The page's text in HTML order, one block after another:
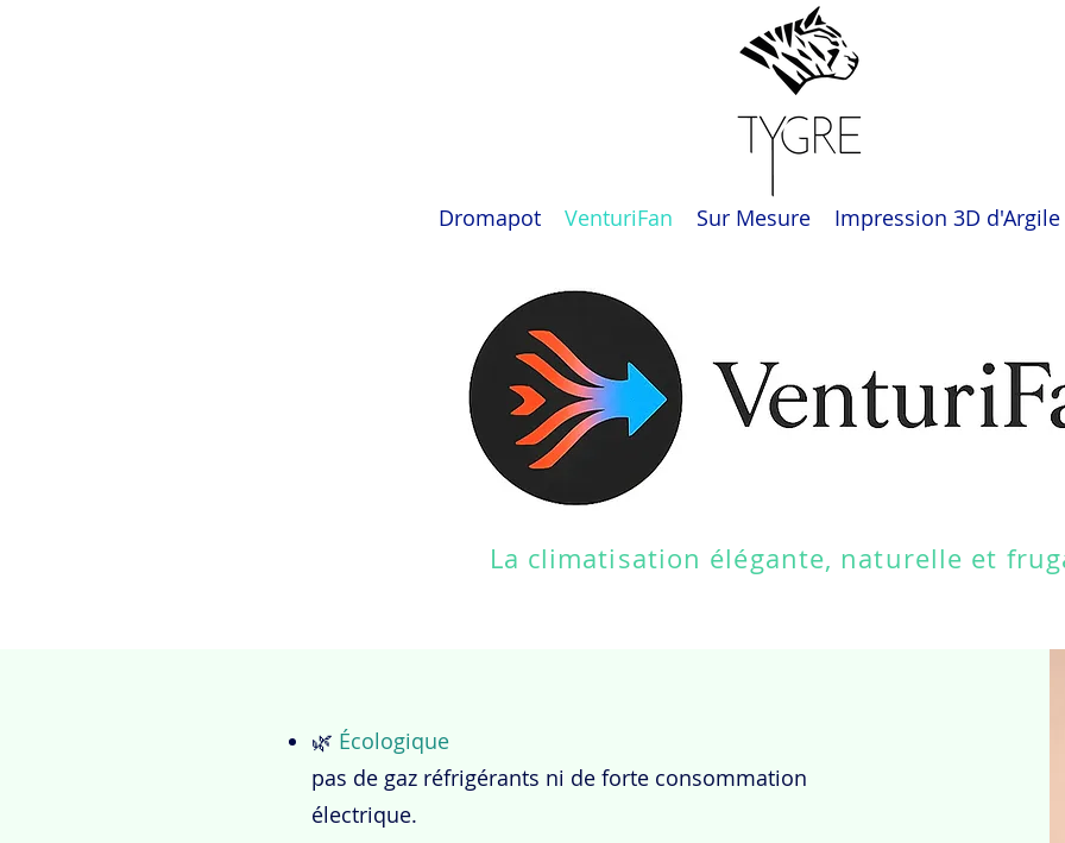
Dromapot VenturiFan Sur Mesure Impression 3D d'Argile
La climatisation élégante, naturelle et
🌿 Écologique
pas de gaz réfrigérants ni de forte consommation
électrique.